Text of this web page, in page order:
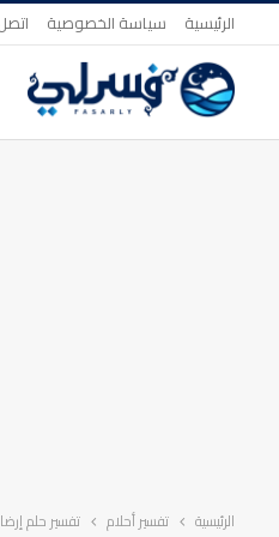
الرئيسية سياسة الخصوصية
الرئيسية تفسير أحلام تفسير حلم